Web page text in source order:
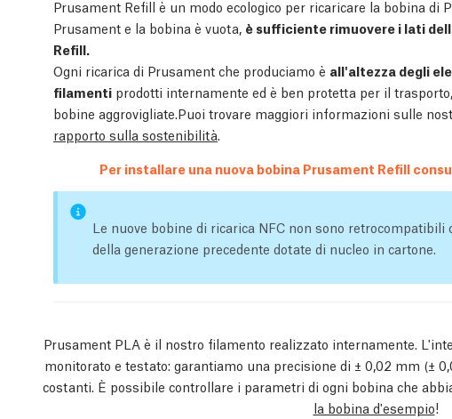
Prusament Refill è un modo ecologico per ricaricare la bobina di
Prusament e la bobina è vuota, è sufficiente rimuovere i lati
Refill.
Ogni ricarica di Prusament che produciamo è all'altezza degli
filamenti prodotti internamente ed è ben protetta per il
bobine aggrovigliate.Puoi trovare maggiori informazioni sulle
rapporto sulla sostenibilità.
Per installare una nuova bobina Prusament Refill
Le nuove bobine di ricarica NFC non sono retrocompatibili
della generazione precedente dotate di nucleo in cartone.
Prusament PLA è il nostro filamento realizzato internamente.
monitorato e testato: garantiamo una precisione di ± 0,02 mm (±
costanti. È possibile controllare i parametri di ogni bobina che
la bobina d'esempio!